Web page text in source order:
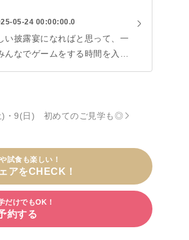
05-24 00:00:00.0
い披露宴になればと思って、一
なでゲームをする時間を入れ
かげで、人生でこんな経験が
一日になりました。ゲストから
・9(日) 初めてのご見学も◎
試食も楽しい！
アをCHECK！
だけでもOK！
約する